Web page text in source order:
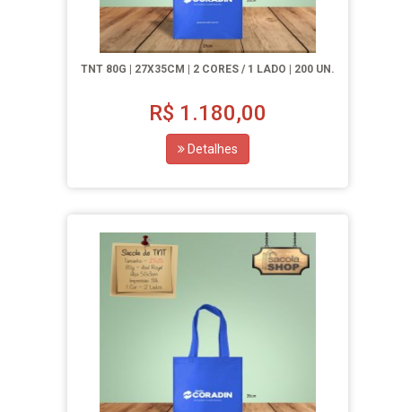
TNT 80G | 27X35CM | 2 CORES / 1 LADO | 200 UN.
R$ 1.180,00
Detalhes